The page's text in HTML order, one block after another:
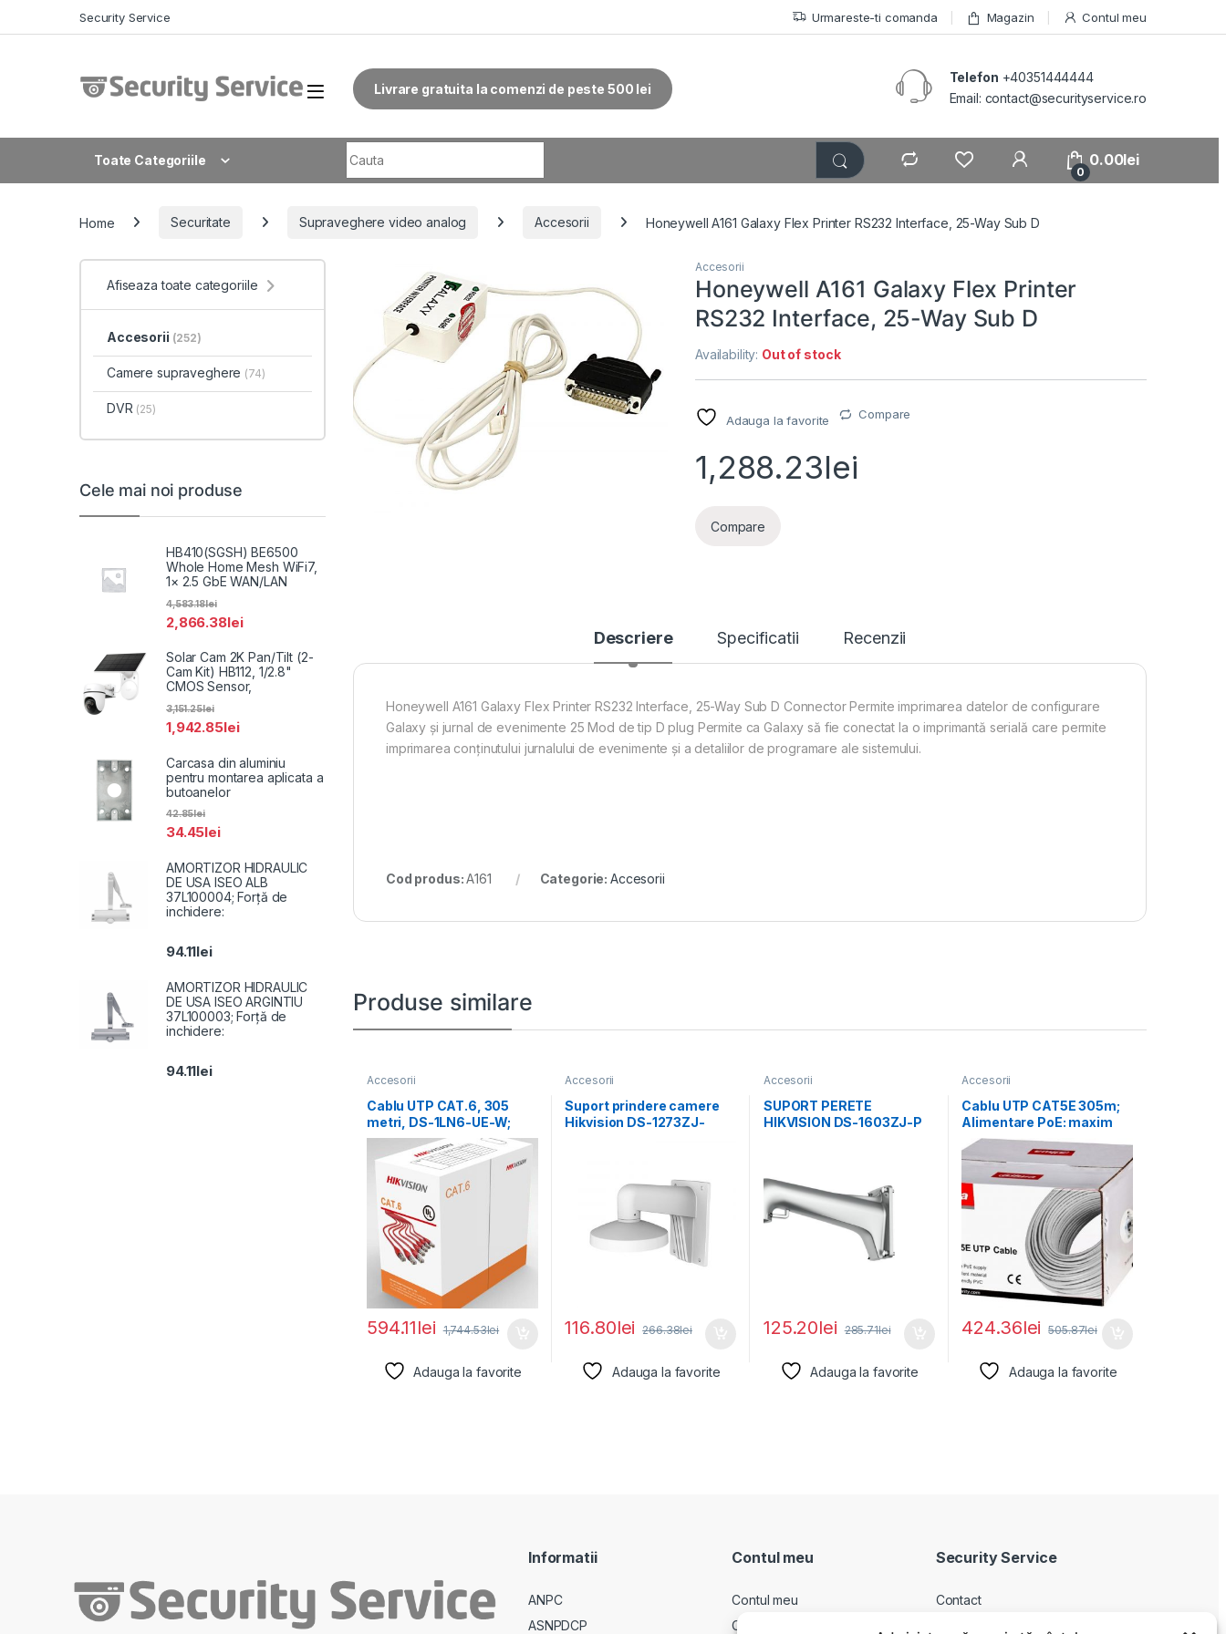
Security Service Urmareste-ti comanda Magazin Contul meu
Livrare gratuita la comenzi de peste 500 lei
Telefon +40351444444
Email: contact@securityservice.ro
Toate Categoriile
0
0.00lei
Home Securitate Supraveghere video analog Accesorii Honeywell A161 Galaxy Flex Printer RS232 Interface, 25-Way Sub D
Accesorii
Honeywell A161 Galaxy Flex Printer
RS232 Interface, 25-Way Sub D
Availability: Out of stock
Adauga la favorite Compare
1,288.23lei
Compare
Descriere Specificatii Recenzii
Honeywell A161 Galaxy Flex Printer RS232 Interface, 25-Way Sub D Connector Permite imprimarea datelor de configurare
Galaxy și jurnal de evenimente 25 Mod de tip D plug Permite ca Galaxy să fie conectat la o imprimantă serială care permite
imprimarea conținutului jurnalului de evenimente și a detaliilor de programare ale sistemului.
Cod produs:A161 Categorie: Accesorii
Produse similare
Accesorii
Cablu UTP CAT.6, 305
metri, DS-1LN6-UE-W;
Diametru fir: 0.53mm,
OFC,
594.11lei 1,744.53lei
Adauga la favorite
Accesorii
Suport prindere camere
Hikvision DS-1273ZJ-
116.80lei 266.38lei
Adauga la favorite
Accesorii
SUPORT PERETE
HIKVISION DS-1603ZJ-P
125.20lei 285.71lei
Adauga la favorite
Accesorii
Cablu UTP CAT5E 305m;
Alimentare PoE: maxim
160m, conductor: 0.45*
424.36lei 505.87lei
Adauga la favorite
Afiseaza toate categoriile
Accesorii (252)
Camere supraveghere (74)
DVR (25)
Cele mai noi produse
HB410(SGSH) BE6500
Whole Home Mesh WiFi7,
1× 2.5 GbE WAN/LAN
2,866.38lei
4,583.18lei
Solar Cam 2K Pan/Tilt (2-
Cam Kit) HB112, 1/2.8"
CMOS Sensor,
1,942.85lei
3,151.25lei
Carcasa din aluminiu
pentru montarea aplicata a
butoanelor
34.45lei
42.85lei
AMORTIZOR HIDRAULIC
DE USA ISEO ALB
37L100004; Forță de
inchidere:
94.11lei
AMORTIZOR HIDRAULIC
DE USA ISEO ARGINTIU
37L100003; Forță de
inchidere:
94.11lei
Informatii
ANPC
ASNPDCP
Contul meu
Contul meu
Comenzi
Security Service
Contact